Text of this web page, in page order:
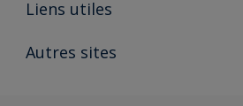
Liens utiles
Ouvrir un magasin PASS
Autres sites